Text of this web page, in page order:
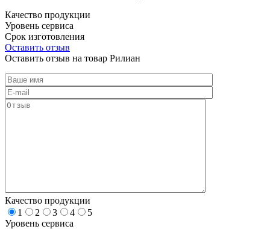
Качество продукции
Уровень сервиса
Срок изготовления
Оставить отзыв
Оставить отзыв на товар Рилиан
Качество продукции
1
2 3 4
5
Уровень сервиса